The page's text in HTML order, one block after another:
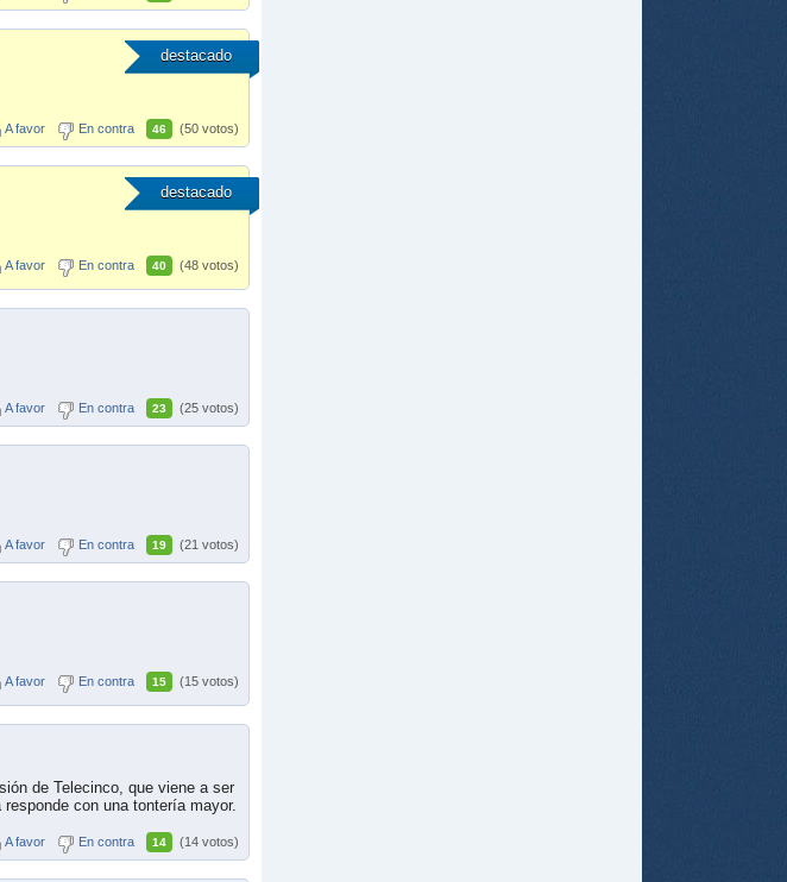
destacado
A favor En contra 46 (50 votos)
destacado
A favor En contra 40 (48 votos)
A favor En contra 23 (25 votos)
A favor En contra 19 (21 votos)
A favor En contra 15 (15 votos)
de Telecinco, que viene a ser
con una tontería mayor.
A favor En contra 14 (14 votos)